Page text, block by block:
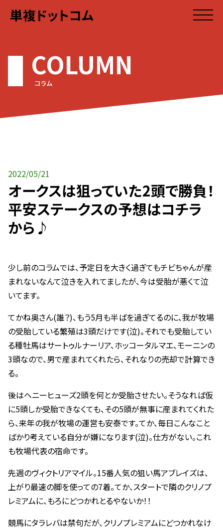
単複ドットコム
COLUMN
コラム
2022/05/21
オークスは狙っていた2頭で勝負！
平安ステークスの予想はコチラ
から♪
少し前のコラムでは、予定日を大きく過ぎてもチビちゃんが産
まれないなんて泣きを入れてましたが、今は受胎が悪くて泣
いてます。
てかね奥さん(誰？)、もう5月も半ばを過ぎてるのに、我が牧場
の受胎している繁殖は3頭だけです(泣)。それでも受胎してい
る種牡馬はサートゥルナーリア、ホッコータルマエ、モーニンの
3頭なので、男で産まれてくれたら、それなりの売却で計算でき
る。
後はヘニーヒューズ2頭を何とか受胎させたい。そうなれば仮
に5頭しか受胎できなくても、その5頭が無事に産まれてくれた
ら、来年の我が牧場の運営も安泰です。てか、毎日こんなこと
ばかり考えている自分が嫌になります(泣)。仕方がない。これ
も牧場代表の宿命です。
先週のヴィクトリアマイル。15番人気の狙い馬アブレイズは、
上がり最速の脚を使っての7着。てか、スタートで隣のクリノプ
レミアムに、もろにどつかれとるやないか！！
競馬にタラレバは禁句だが、クリノプレミアムにどつかれなけ